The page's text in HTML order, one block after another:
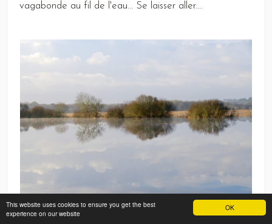
OK
This website uses cookies to ensure you get the best
experience on our website
vagabonde au fil de l'eau... Se laisser aller....